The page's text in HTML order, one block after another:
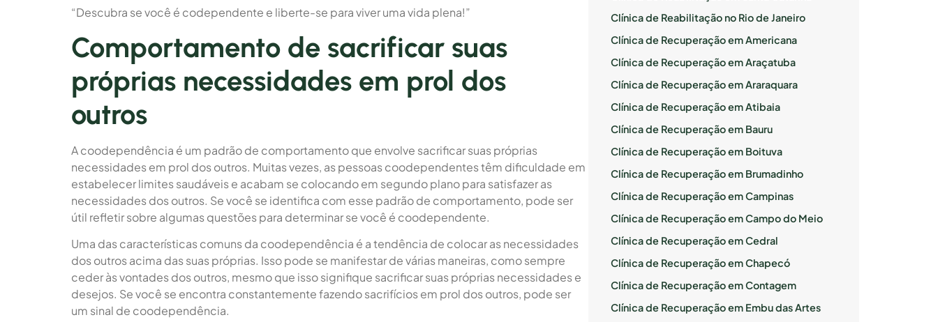
“Descubra se você é codependente e liberte-se para viver uma vida plena!”
Comportamento de sacrificar suas
próprias necessidades em prol dos
outros
A coodependência é um padrão de comportamento que envolve sacrificar suas próprias
necessidades em prol dos outros. Muitas vezes, as pessoas coodependentes têm dificuldade em
estabelecer limites saudáveis e acabam se colocando em segundo plano para satisfazer as
necessidades dos outros. Se você se identifica com esse padrão de comportamento, pode ser
útil refletir sobre algumas questões para determinar se você é coodependente.
Uma das características comuns da coodependência é a tendência de colocar as necessidades
dos outros acima das suas próprias. Isso pode se manifestar de várias maneiras, como sempre
ceder às vontades dos outros, mesmo que isso signifique sacrificar suas próprias necessidades e
desejos. Se você se encontra constantemente fazendo sacrifícios em prol dos outros, pode ser
um sinal de coodependência.
Clínica de Reabilitação no Rio de Janeiro
Clínica de Recuperação em Americana
Clínica de Recuperação em Araçatuba
Clínica de Recuperação em Araraquara
Clínica de Recuperação em Atibaia
Clínica de Recuperação em Bauru
Clínica de Recuperação em Boituva
Clínica de Recuperação em Brumadinho
Clínica de Recuperação em Campinas
Clínica de Recuperação em Campo do Meio
Clínica de Recuperação em Cedral
Clínica de Recuperação em Chapecó
Clínica de Recuperação em Contagem
Clínica de Recuperação em Embu das Artes